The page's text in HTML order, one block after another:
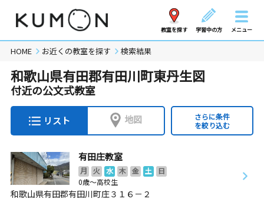
教室を探す 学習中の方 メニュー
HOME お近くの教室を探す 検索結果
和歌山県有田郡有田川町東丹生図
付近の公文式教室
リスト 地図
さらに条件
を絞り込む
有田庄教室
月 火 水 木 金 土
日
0歳～高校生
和歌山県有田郡有田川町庄３１６－２